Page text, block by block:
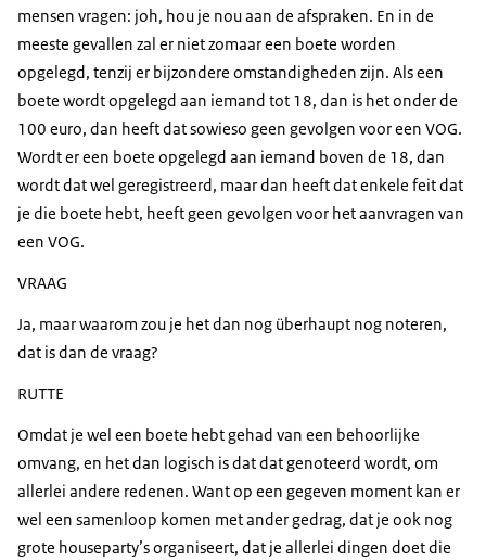
mensen vragen: joh, hou je nou aan de afspraken. En in de
meeste gevallen zal er niet zomaar een boete worden
opgelegd, tenzij er bijzondere omstandigheden zijn. Als een
boete wordt opgelegd aan iemand tot 18, dan is het onder de
100 euro, dan heeft dat sowieso geen gevolgen voor een VOG.
Wordt er een boete opgelegd aan iemand boven de 18, dan
wordt dat wel geregistreerd, maar dan heeft dat enkele feit dat
je die boete hebt, heeft geen gevolgen voor het aanvragen van
een VOG.
VRAAG
Ja, maar waarom zou je het dan nog überhaupt nog noteren,
dat is dan de vraag?
RUTTE
Omdat je wel een boete hebt gehad van een behoorlijke
omvang, en het dan logisch is dat dat genoteerd wordt, om
allerlei andere redenen. Want op een gegeven moment kan er
wel een samenloop komen met ander gedrag, dat je ook nog
grote houseparty’s organiseert, dat je allerlei dingen doet die